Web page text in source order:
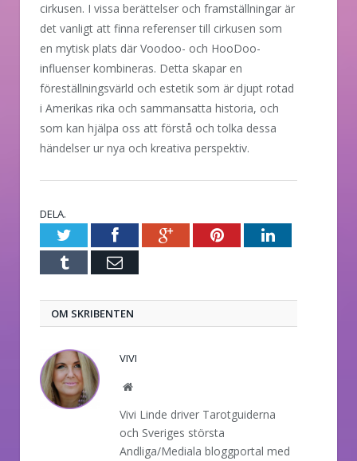
cirkusen. I vissa berättelser och framställningar är
det vanligt att finna referenser till cirkusen som
en mytisk plats där Voodoo- och HooDoo-
influenser kombineras. Detta skapar en
föreställningsvärld och estetik som är djupt rotad
i Amerikas rika och sammansatta historia, och
som kan hjälpa oss att förstå och tolka dessa
händelser ur nya och kreativa perspektiv.
DELA.
TwitterFacebookGoogle+PinterestLinkedIn
Tumblr E-
OM SKRIBENTEN
VIVI
Website
Vivi Linde driver Tarotguiderna
och Sveriges största
Andliga/Mediala bloggportal med